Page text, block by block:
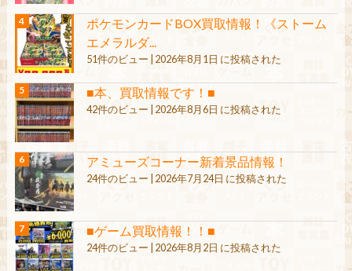
ポケモンカードBOX買取情報！《ストーム
エメラルダ...
51件のビュー 2026年8月1日 に投稿された
■本、買取情報です！■
42件のビュー 2026年8月6日 に投稿された
アミューズコーナー新着景品情報！
24件のビュー 2026年7月24日 に投稿された
■ゲーム買取情報！！■
24件のビュー 2026年8月2日 に投稿された